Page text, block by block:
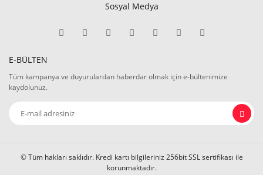
Sosyal Medya
E-BÜLTEN
Tüm kampanya ve duyurulardan haberdar olmak için e-bültenimize
kaydolunuz.
© Tüm hakları saklıdır. Kredi kartı bilgileriniz 256bit SSL sertifikası ile
korunmaktadır.